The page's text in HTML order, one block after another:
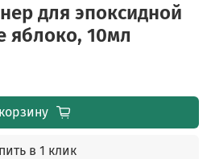
для эпоксидной
яблоко, 10мл
в 1 клик